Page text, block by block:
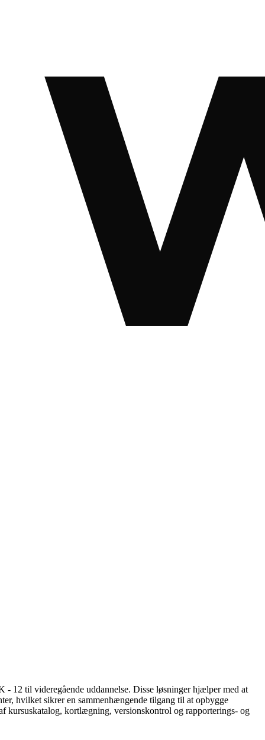
- 12 til videregående uddannelse. Disse løsninger hjælper med at
hvilket sikrer en sammenhængende tilgang til at opbygge
kursuskatalog, kortlægning, versionskontrol og rapporterings- og